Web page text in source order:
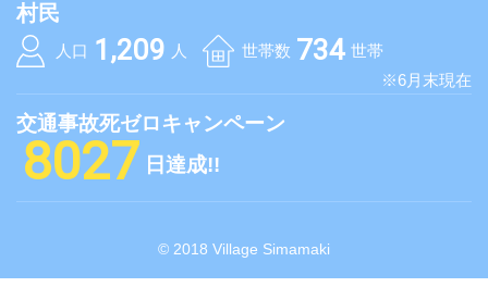
村民
人口 1,209 人 世帯数 734 世帯
※6月末現在
交通事故死ゼロキャンペーン
8027 日達成!!
© 2018 Village Simamaki